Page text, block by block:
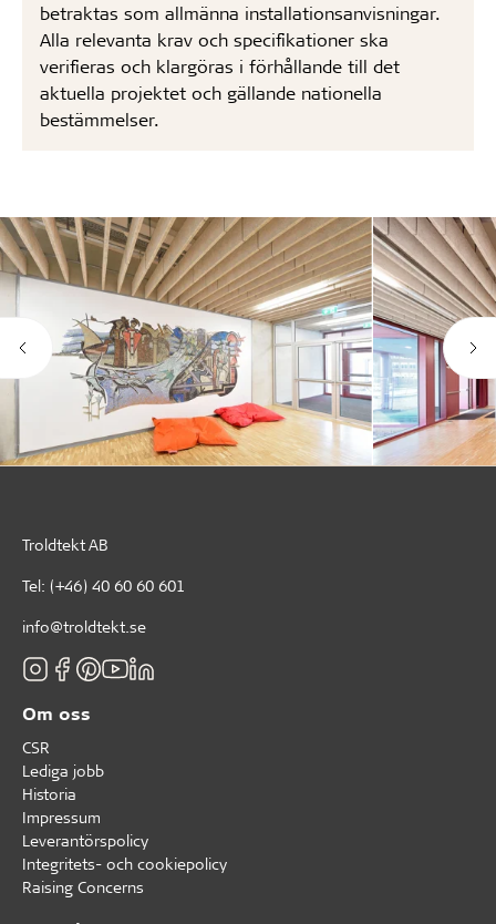
betraktas som allmänna installationsanvisningar.
Alla relevanta krav och specifikationer ska
verifieras och klargöras i förhållande till det
aktuella projektet och gällande nationella
bestämmelser.
Troldtekt AB
Tel: (+46) 40 60 60 601
info@troldtekt.se
Om oss
CSR
Lediga jobb
Historia
Impressum
Leverantörspolicy
Integritets- och cookiepolicy
Raising Concerns